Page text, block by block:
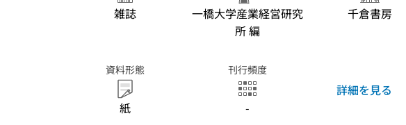
雑誌
一橋大学産業経営研究
所 編
千倉書房
資料形態
紙
刊行頻度
-
詳細を見る